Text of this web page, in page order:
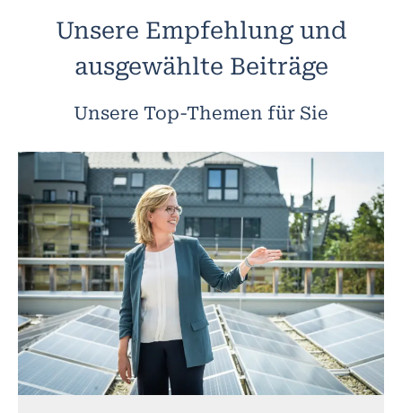
Unsere Empfehlung und
ausgewählte Beiträge
Unsere Top-Themen für Sie